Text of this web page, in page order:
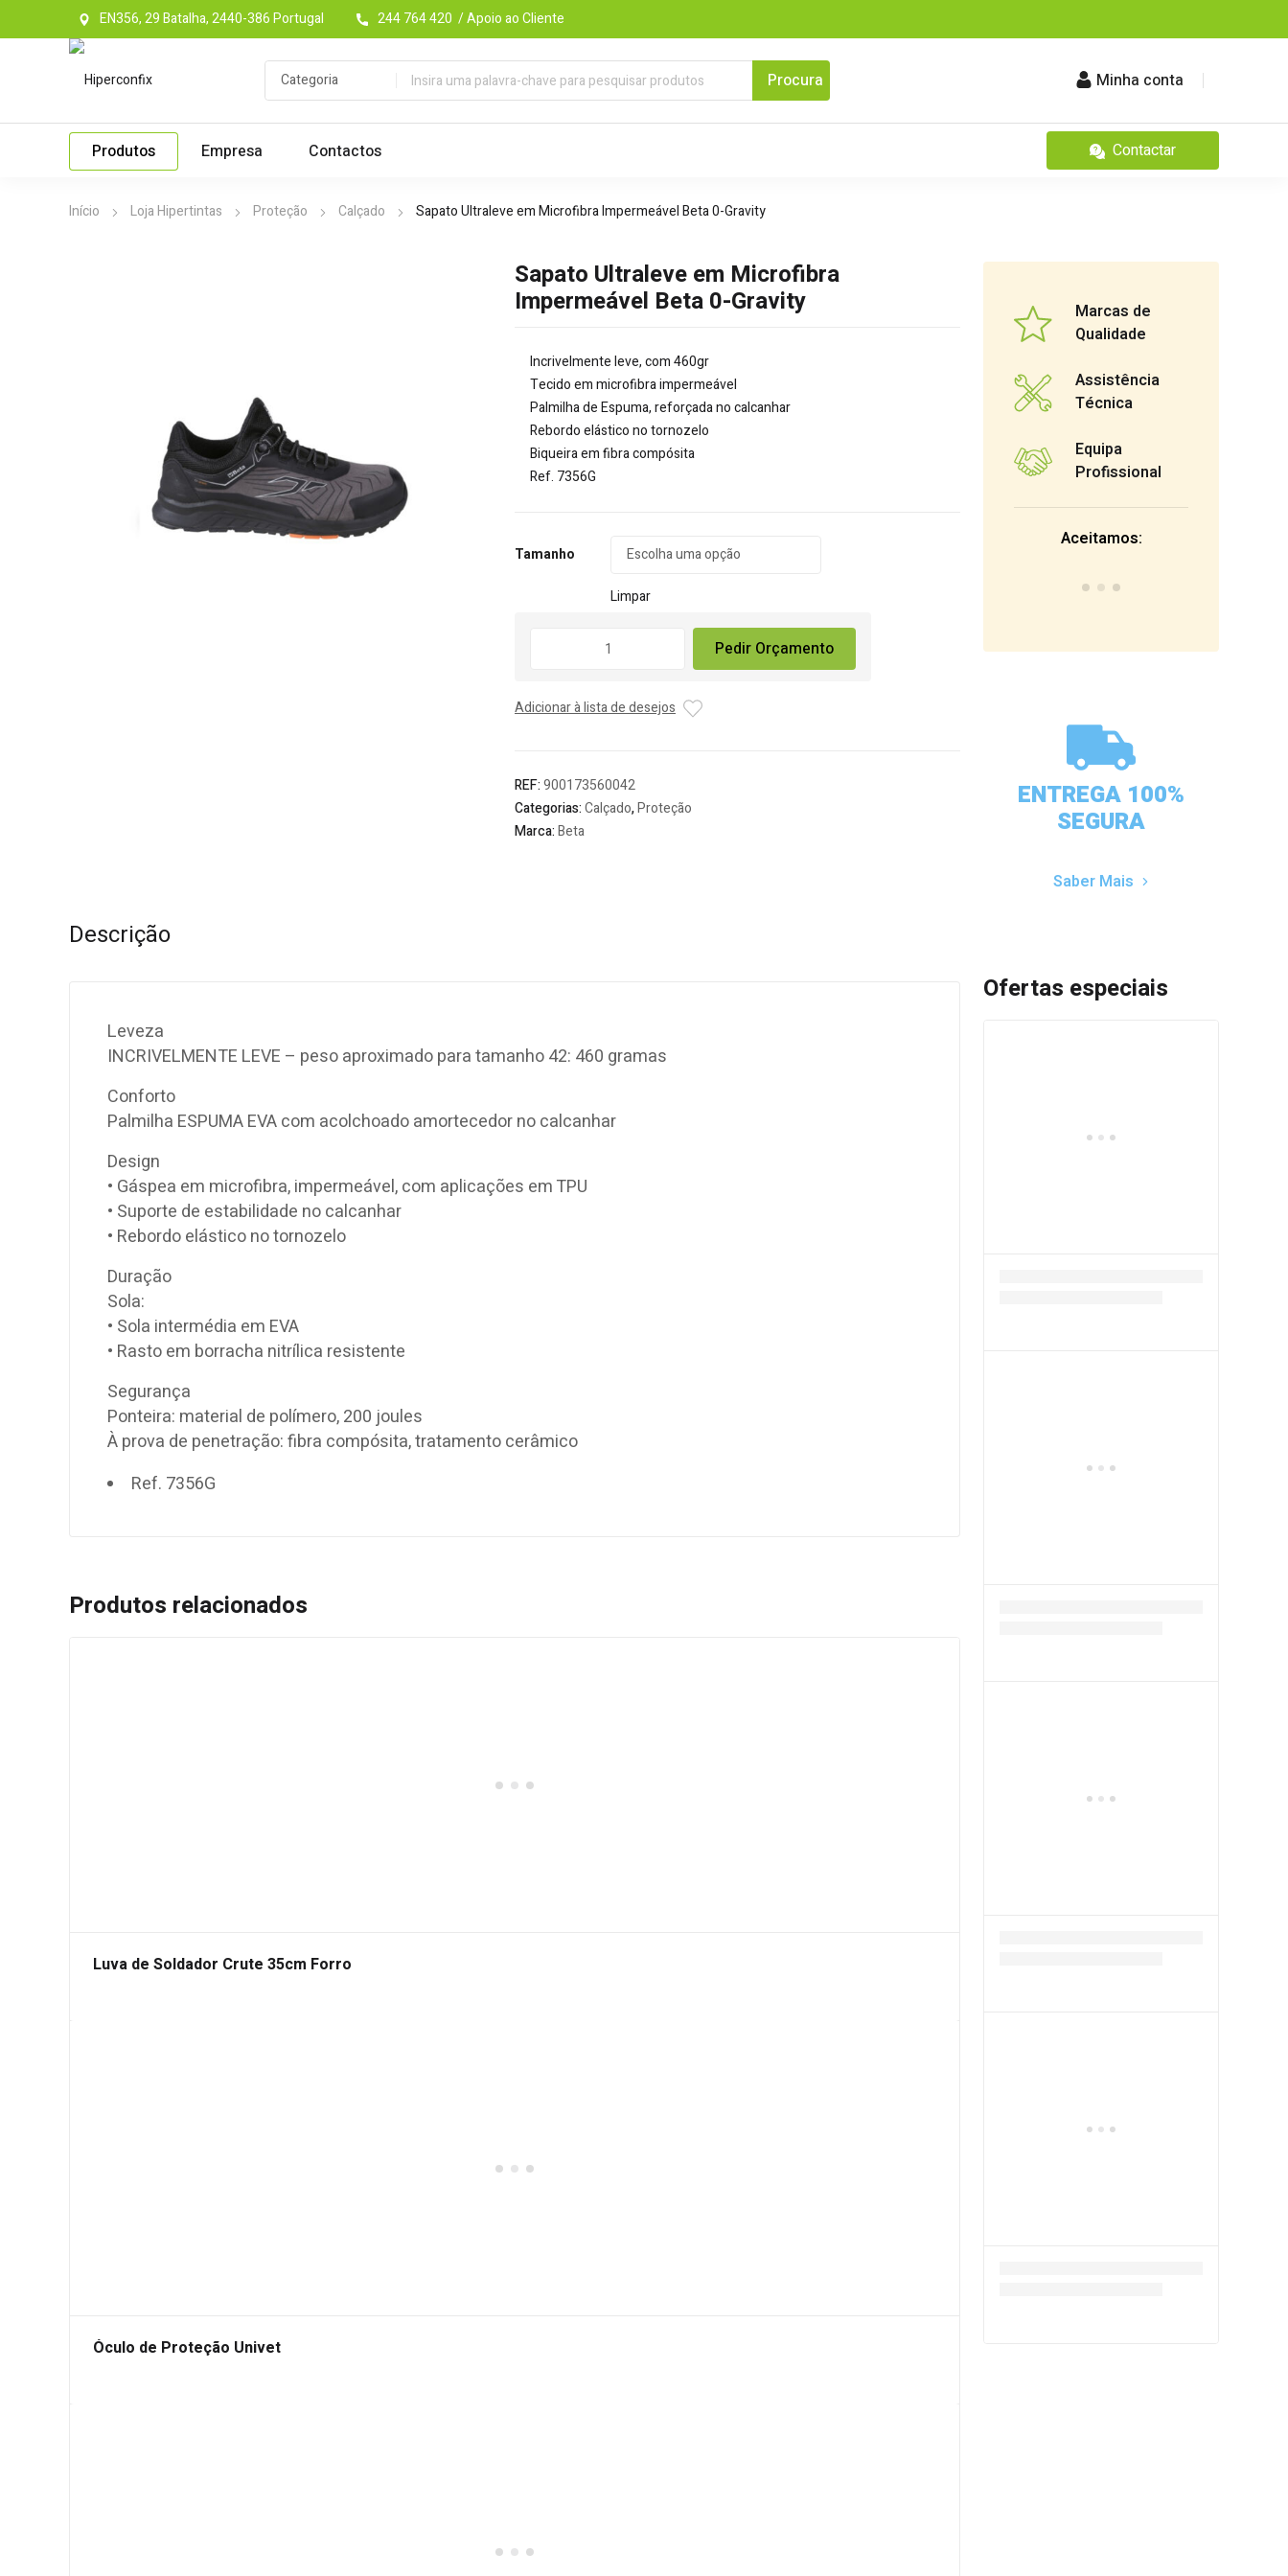
EN356, 29 Batalha, 2440-386 Portugal 244 764 420 / Apoio ao Cliente
Minha conta
Produtos Empresa Contactos Contactar
Início Loja Hipertintas Proteção Calçado Sapato Ultraleve em Microfibra Impermeável Beta 0-Gravity
Sapato Ultraleve em Microfibra
Impermeável Beta 0-Gravity
Incrivelmente leve, com 460gr
Tecido em microfibra impermeável
Palmilha de Espuma, reforçada no calcanhar
Rebordo elástico no tornozelo
Biqueira em fibra compósita
Ref. 7356G
Tamanho
Limpar
Ultraleve
Beta
0-
Gravity
Pedir Orçamento
Adicionar à lista de desejos
REF:900173560042
Categorias:Calçado,Proteção
Marca:Beta
Descrição
Leveza
INCRIVELMENTE LEVE – peso aproximado para tamanho 42: 460 gramas
Conforto
Palmilha ESPUMA EVA com acolchoado amortecedor no calcanhar
Design
• Gáspea em microfibra, impermeável, com aplicações em TPU
• Suporte de estabilidade no calcanhar
• Rebordo elástico no tornozelo
Duração
Sola:
• Sola intermédia em EVA
• Rasto em borracha nitrílica resistente
Segurança
Ponteira: material de polímero, 200 joules
À prova de penetração: fibra compósita, tratamento cerâmico
Ref. 7356G
Produtos relacionados
Luva de Soldador Crute 35cm Forro
Óculo de Proteção Univet
Marcas de
Qualidade
Assistência
Técnica
Equipa
Profissional
Aceitamos:
ENTREGA 100%
SEGURA
Saber Mais
Ofertas especiais